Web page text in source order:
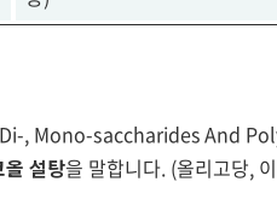
, Mono-saccharides And
설탕을 말합니다. (올리고당,